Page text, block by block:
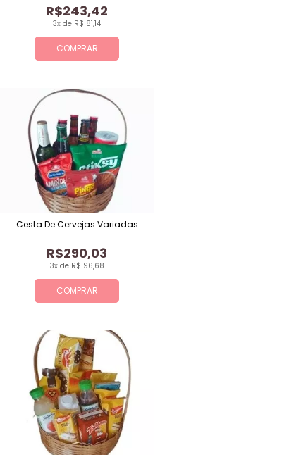
COMPRAR
3x de R$ 81,14
R$243,42
COMPRAR
3x de R$ 96,68
R$290,03
Cesta De Cervejas Variadas